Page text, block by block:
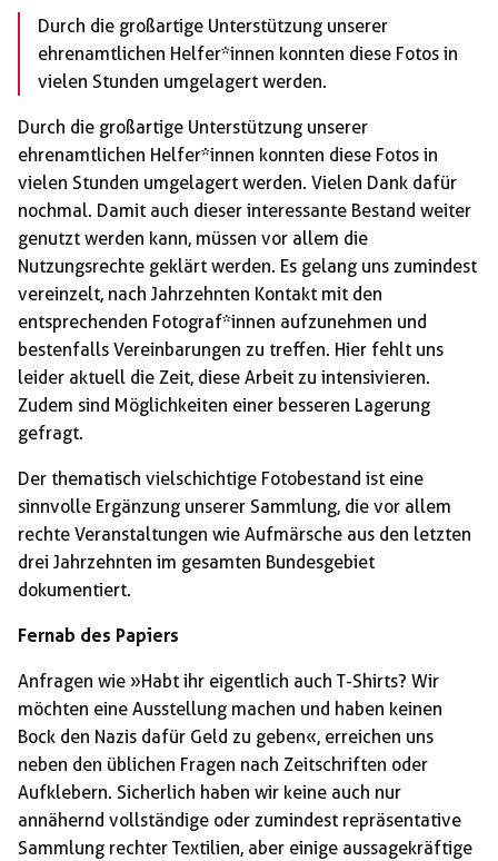
Durch die großartige Unterstützung unserer
ehrenamtlichen Helfer*innen konnten diese Fotos in
vielen Stunden umgelagert werden.
Durch die großartige Unterstützung unserer
ehrenamtlichen Helfer*innen konnten diese Fotos in
vielen Stunden umgelagert werden. Vielen Dank dafür
nochmal. Damit auch dieser interessante Bestand weiter
genutzt werden kann, müssen vor allem die
Nutzungsrechte geklärt werden. Es gelang uns zumindest
vereinzelt, nach Jahrzehnten Kontakt mit den
entsprechenden Fotograf*innen aufzunehmen und
bestenfalls Vereinbarungen zu treffen. Hier fehlt uns
leider aktuell die Zeit, diese Arbeit zu intensivieren.
Zudem sind Möglichkeiten einer besseren Lagerung
gefragt.
Der thematisch vielschichtige Fotobestand ist eine
sinnvolle Ergänzung unserer Sammlung, die vor allem
rechte Veranstaltungen wie Aufmärsche aus den letzten
drei Jahrzehnten im gesamten Bundesgebiet
dokumentiert.
Fernab des Papiers
Anfragen wie »Habt ihr eigentlich auch T-Shirts? Wir
möchten eine Ausstellung machen und haben keinen
Bock den Nazis dafür Geld zu geben«, erreichen uns
neben den üblichen Fragen nach Zeitschriften oder
Aufklebern. Sicherlich haben wir keine auch nur
annähernd vollständige oder zumindest repräsentative
Sammlung rechter Textilien, aber einige aussagekräftige